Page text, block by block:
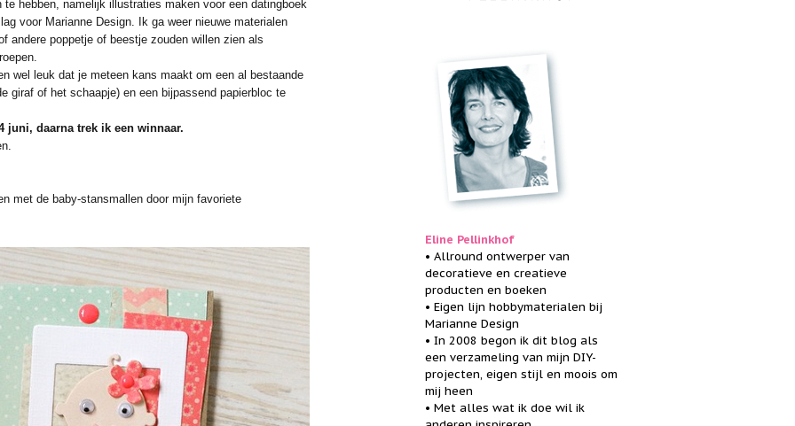
hebben, namelijk illustraties maken voor een datingboek
voor Marianne Design. Ik ga weer nieuwe materialen
andere poppetje of beestje zouden willen zien als
wel leuk dat je meteen kans maakt om een al bestaande
giraf of het schaapje) en een bijpassend papierbloc te
juni, daarna trek ik een winnaar.
met de baby-stansmallen door mijn favoriete
Eline Pellinkhof
• Allround ontwerper van
decoratieve en creatieve
producten en boeken
• Eigen lijn hobbymaterialen bij
Marianne Design
• In 2008 begon ik dit blog als
een verzameling van mijn DIY-
projecten, eigen stijl en moois om
mij heen
• Met alles wat ik doe wil ik